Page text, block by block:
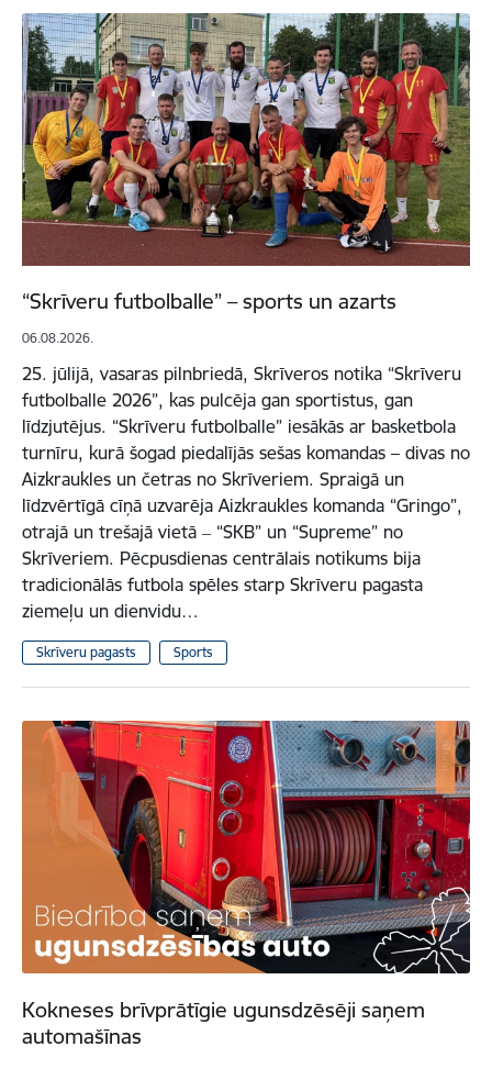
“Skrīveru futbolballe” – sports un azarts
06.08.2026.
25. jūlijā, vasaras pilnbriedā, Skrīveros notika “Skrīveru
futbolballe 2026”, kas pulcēja gan sportistus, gan
līdzjutējus. “Skrīveru futbolballe” iesākās ar basketbola
turnīru, kurā šogad piedalījās sešas komandas – divas no
Aizkraukles un četras no Skrīveriem. Spraigā un
līdzvērtīgā cīņā uzvarēja Aizkraukles komanda “Gringo”,
otrajā un trešajā vietā ‒ “SKB” un “Supreme” no
Skrīveriem. Pēcpusdienas centrālais notikums bija
tradicionālās futbola spēles starp Skrīveru pagasta
ziemeļu un dienvidu…
Skrīveru pagasts Sports
Kokneses brīvprātīgie ugunsdzēsēji saņem
automašīnas